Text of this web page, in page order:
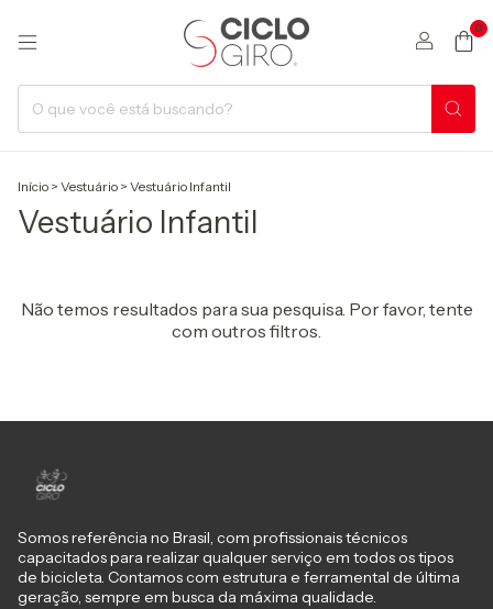
0
Início > Vestuário > Vestuário Infantil
Vestuário Infantil
Não temos resultados para sua pesquisa. Por favor, tente
com outros filtros.
Somos referência no Brasil, com profissionais técnicos
capacitados para realizar qualquer serviço em todos os tipos
de bicicleta. Contamos com estrutura e ferramental de última
geração, sempre em busca da máxima qualidade.